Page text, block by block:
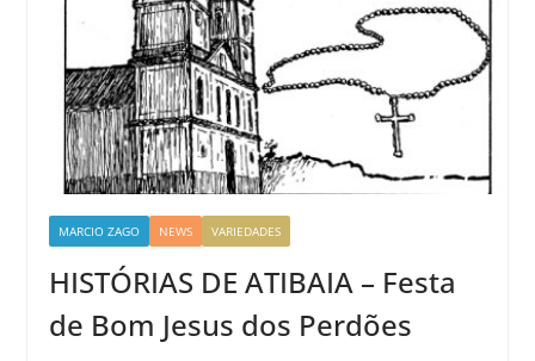
MARCIO ZAGO NEWS VARIEDADES
HISTÓRIAS DE ATIBAIA – Festa
de Bom Jesus dos Perdões